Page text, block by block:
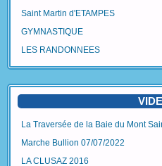
Saint Martin d'ETAMPES
GYMNASTIQUE
LES RANDONNEES
La Traversée de la Baie du Mont
Marche Bullion 07/07/2022
LA CLUSAZ 2016